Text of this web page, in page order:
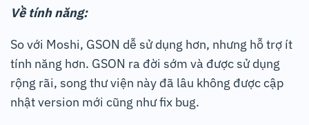
Về tính năng:
So với Moshi, GSON dễ sử dụng hơn, nhưng hỗ trợ ít
tính năng hơn. GSON ra đời sớm và được sử dụng
rộng rãi, song thư viện này đã lâu không được cập
nhật version mới cũng như fix bug.